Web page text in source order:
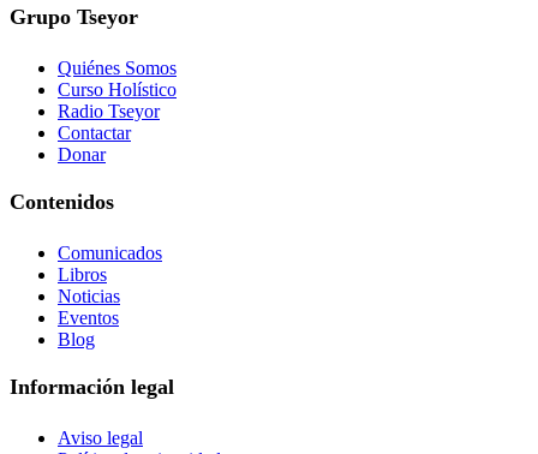
Grupo Tseyor
Quiénes Somos
Curso Holístico
Radio Tseyor
Contactar
Donar
Contenidos
Comunicados
Libros
Noticias
Eventos
Blog
Información legal
Aviso legal